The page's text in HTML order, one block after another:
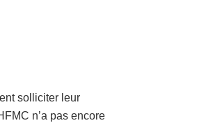
solliciter leur
n’a pas encore